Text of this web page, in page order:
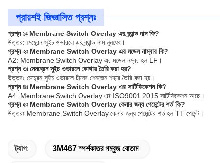
প্রায়শই জিজ্ঞাসিত প্রশ্নঃ
প্রশ্ন ১ঃ Membrane Switch Overlay এর ব্র্যান্ড নাম কি?
উত্তর: মেম্ব্রেন সুইচ ওভারলে এর ব্র্যান্ড নাম লুনফেং।
প্রশ্ন ২ঃ Membrane Switch Overlay এর মডেল নাম্বার কি?
A2: Membrane Switch Overlay এর মডেল নম্বর হল LF।
প্রশ্ন ৩ঃ মেমব্রেন সুইচ ওভারলে কোথায় তৈরি করা হয়?
উত্তরঃ মেম্ব্রেন সুইচ ওভারলে চীনের শেনজেন শহরে তৈরি করা হয়।
প্রশ্ন ৪ঃ Membrane Switch Overlay এর সার্টিফিকেশন কি?
A4: Membrane Switch Overlay এর ISO9001:2015 সার্টিফিকেশন আছে।
প্রশ্ন ৫ঃ Membrane Switch Overlay কেনার জন্য পেমেন্টের শর্ত কি?
উত্তরঃ Membrane Switch Overlay কেনার জন্য পেমেন্টের শর্ত হল TT পেমেন্ট।
ট্যাগ: 3M467 স্পর্শকাতর গম্বুজ বোতাম